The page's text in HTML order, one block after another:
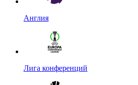
Англия
Лига конференций